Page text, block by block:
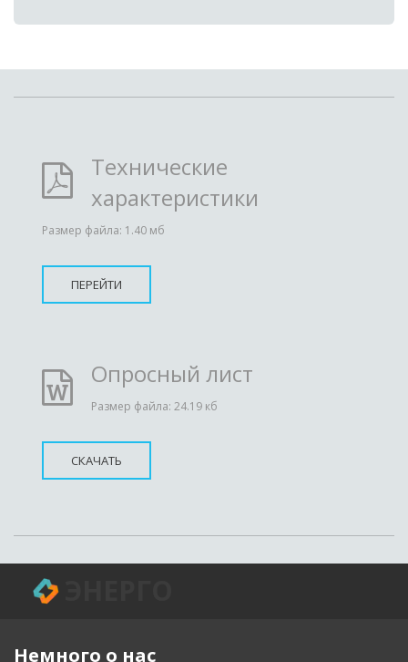
Технические
характеристики
Размер файла: 1.40 мб
ПЕРЕЙТИ
Опросный лист
Размер файла: 24.19 кб
СКАЧАТЬ
Немного о нас